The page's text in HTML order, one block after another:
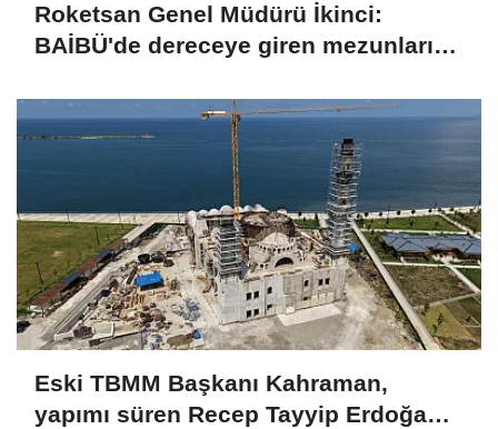
Roketsan Genel Müdürü İkinci:
BAİBÜ'de dereceye giren mezunları
Eski TBMM Başkanı Kahraman,
yapımı süren Recep Tayyip Erdoğan